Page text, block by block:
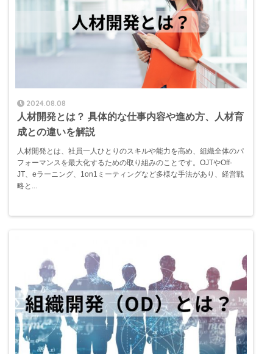
2024.08.08
人材開発とは？ 具体的な仕事内容や進め方、人材育
成との違いを解説
人材開発とは、社員一人ひとりのスキルや能力を高め、組織全体のパ
フォーマンスを最大化するための取り組みのことです。OJTやOff-
JT、eラーニング、1on1ミーティングなど多様な手法があり、経営戦
略と...